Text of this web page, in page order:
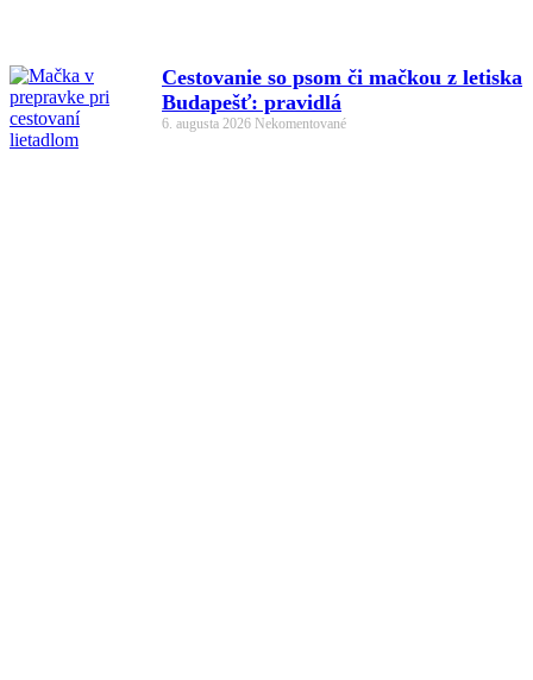
Cestovanie so psom či mačkou z letiska
Budapešť: pravidlá
6. augusta 2026 Nekomentované